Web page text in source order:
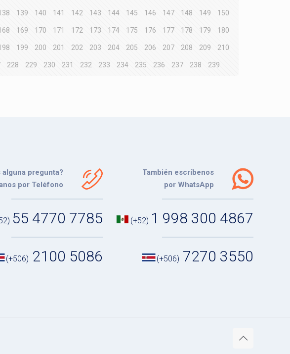
139 140 141 142 143 144 145 146 147 148 149 150
169 170 171 172 173 174 175 176 177 178 179 180
199 200 201 202 203 204 205 206 207 208 209 210
228 229 230 231 232 233 234 235 236 237 238 239
alguna pregunta?
por Teléfono
55 4770 7785
(+506) 2100 5086
También escríbenos
por WhatsApp
(+52) 1 998 300 4867
(+506) 7270 3550